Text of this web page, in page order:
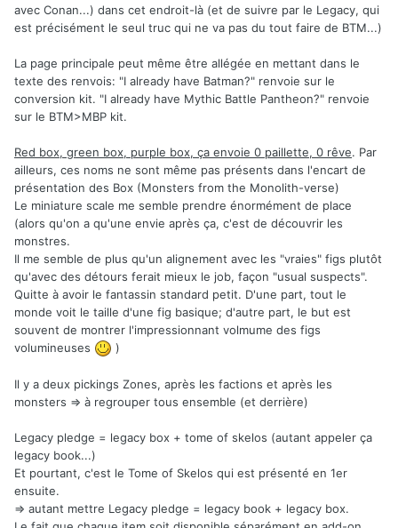
avec Conan...) dans cet endroit-là (et de suivre par le Legacy, qui
est précisément le seul truc qui ne va pas du tout faire de BTM...)
La page principale peut même être allégée en mettant dans le
texte des renvois: "I already have Batman?" renvoie sur le
conversion kit. "I already have Mythic Battle Pantheon?" renvoie
sur le BTM>MBP kit.
Red box, green box, purple box, ça envoie 0 paillette, 0 rêve. Par
ailleurs, ces noms ne sont même pas présents dans l'encart de
présentation des Box (Monsters from the Monolith-verse)
Le miniature scale me semble prendre énormément de place
(alors qu'on a qu'une envie après ça, c'est de découvrir les
monstres.
Il me semble de plus qu'un alignement avec les "vraies" figs plutôt
qu'avec des détours ferait mieux le job, façon "usual suspects".
Quitte à avoir le fantassin standard petit. D'une part, tout le
monde voit le taille d'une fig basique; d'autre part, le but est
souvent de montrer l'impressionnant volmume des figs
volumineuses
)
Il y a deux pickings Zones, après les factions et après les
monsters => à regrouper tous ensemble (et derrière)
Legacy pledge = legacy box + tome of skelos (autant appeler ça
legacy book...)
Et pourtant, c'est le Tome of Skelos qui est présenté en 1er
ensuite.
=> autant mettre Legacy pledge = legacy book + legacy box.